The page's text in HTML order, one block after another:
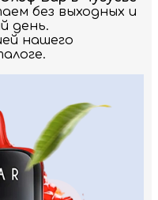
без выходных и
день.
нашего